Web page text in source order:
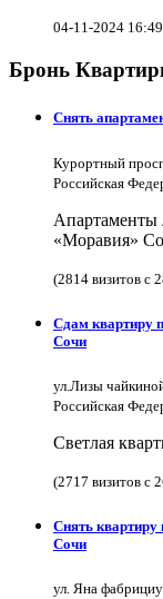
04-11-2024 16:49
Бронь
Снять
Курортный
Российская
Апартаменты
«Моравия»
(2814 визитов с
Сдам квартиру
Сочи
ул.Лизы
Российская
Светлая
(2717 визитов с
Снять квартиру
Сочи
ул. Яна